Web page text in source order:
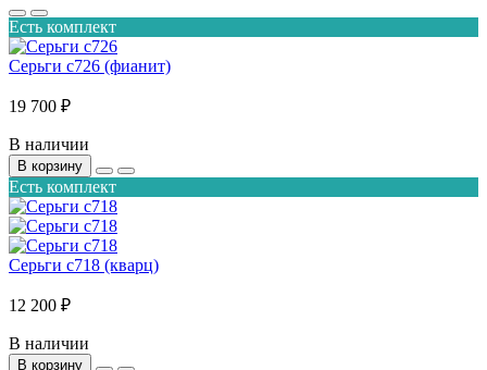
Есть комплект
Серьги с726 (фианит)
19 700 ₽
В наличии
В корзину
Есть комплект
Серьги с718 (кварц)
12 200 ₽
В наличии
В корзину